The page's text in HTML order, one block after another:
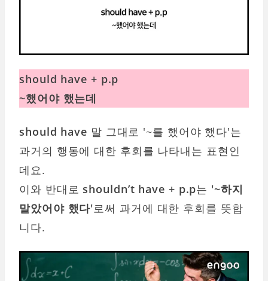
should have + p.p
~했어야 했는데
should have 말 그대로 '~를 했어야 했다'는
과거의 행동에 대한 후회를 나타내는 표현인
데요.
이와 반대로shouldn’t have + p.p는 '~하지
말았어야 했다'로써 과거에 대한 후회를 뜻합
니다.